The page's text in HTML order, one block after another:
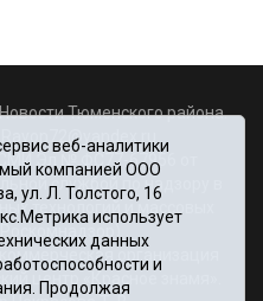
Тюменского района.
Rayon72@yandex.ru
Эл № ФС77-67956 от
службой по надзору в
технологий и массовых
организация
центр «Красное знамя».
веб-аналитики
компанией ООО
ул. Л. Толстого, 16
использует
данных
и
Продолжая